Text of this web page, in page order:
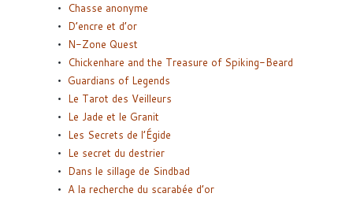
Chasse anonyme
D’encre et d’or
N-Zone Quest
Chickenhare and the Treasure of Spiking-Beard
Guardians of Legends
Le Tarot des Veilleurs
Le Jade et le Granit
Les Secrets de l’Égide
Le secret du destrier
Dans le sillage de Sindbad
A la recherche du scarabée d’or